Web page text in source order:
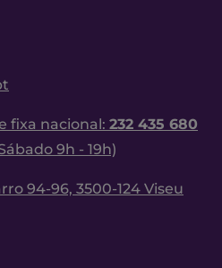
fixa nacional: 232 435 680
9h - 19h)
94-96, 3500-124 Viseu